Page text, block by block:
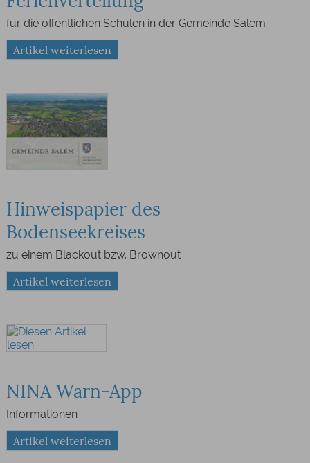
für die öffentlichen Schulen in der Gemeinde Salem
Artikel weiterlesen
Hinweispapier des
Bodenseekreises
zu einem Blackout bzw. Brownout
Artikel weiterlesen
NINA Warn-App
Informationen
Artikel weiterlesen